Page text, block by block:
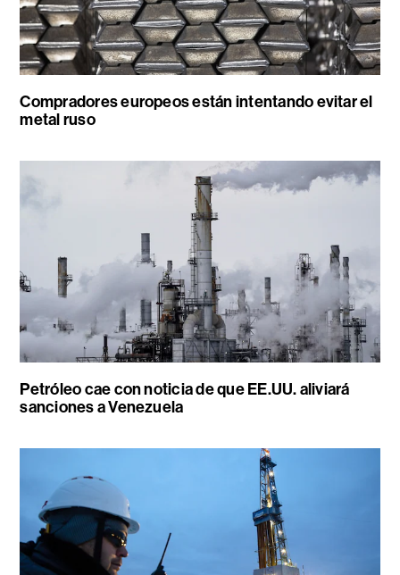
Compradores europeos están intentando evitar el
metal ruso
Petróleo cae con noticia de que EE.UU. aliviará
sanciones a Venezuela